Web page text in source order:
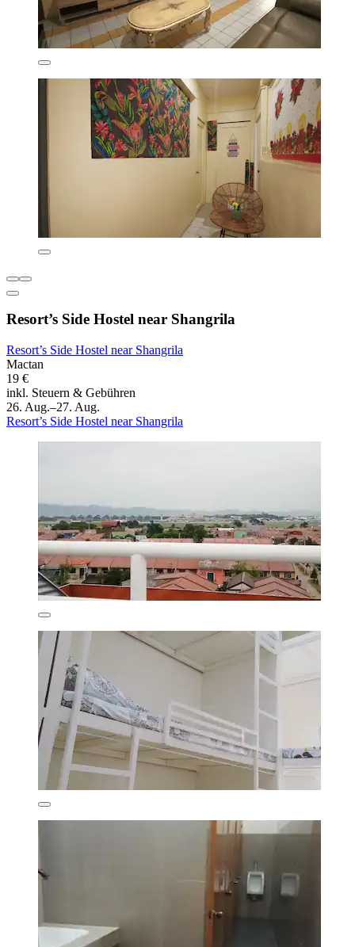
Resort’s Side Hostel near Shangrila
Resort’s Side Hostel near Shangrila
Mactan
19 €
inkl. Steuern & Gebühren
26. Aug.–27. Aug.
Resort’s Side Hostel near Shangrila